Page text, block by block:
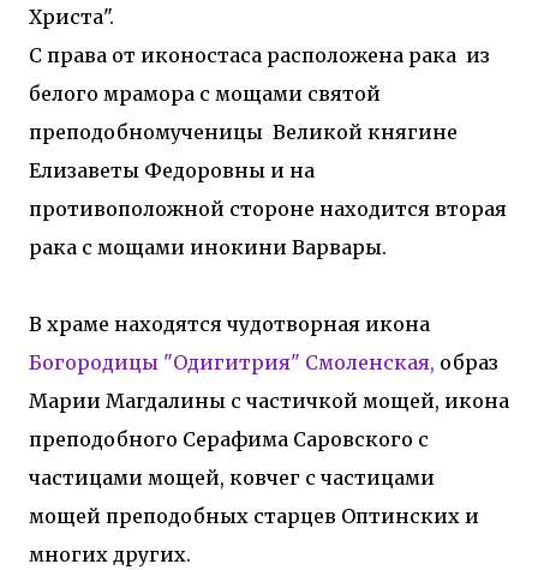
Христа".
С права от иконостаса расположена рака из
белого мрамора с мощами святой
преподобномученицы Великой княгине
Елизаветы Федоровны и на
противоположной стороне находится вторая
рака с мощами инокини Варвары.
В храме находятся чудотворная икона
Богородицы "Одигитрия" Смоленская, образ
Марии Магдалины с частичкой мощей, икона
преподобного Серафима Саровского с
частицами мощей, ковчег с частицами
мощей преподобных старцев Оптинских и
многих других.